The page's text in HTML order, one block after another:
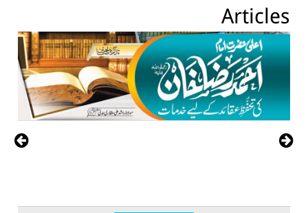
Articles